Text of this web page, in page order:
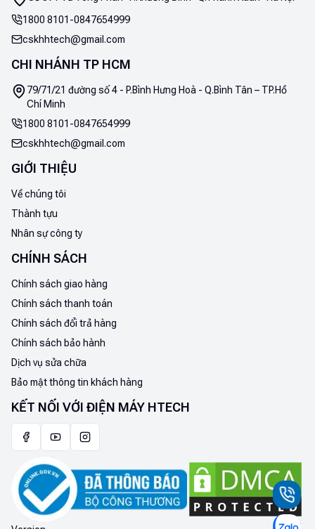
1800 8101 -0847654999
cskhhtech@gmail.com
CHI NHÁNH TP HCM
79/71/21 đường số 4 - P.Bình Hưng Hoà - Q.Bình Tân – TP.Hồ
Chí Minh
1800 8101 -0847654999
cskhhtech@gmail.com
GIỚI THIỆU
Về chúng tôi
Thành tựu
Nhân sự công ty
CHÍNH SÁCH
Chính sách giao hàng
Chính sách thanh toán
Chính sách đổi trả hàng
Chính sách bảo hành
Dịch vụ sửa chữa
Bảo mật thông tin khách hàng
KẾT NỐI VỚI ĐIỆN MÁY HTECH